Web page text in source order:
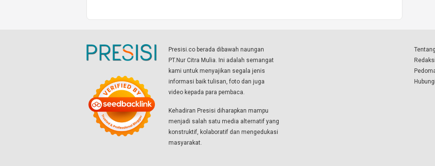
Presisi.co berada dibawah naungan
PT.Nur Citra Mulia. Ini adalah semangat
kami untuk menyajikan segala jenis
informasi baik tulisan, foto dan juga
video kepada para pembaca.
Kehadiran Presisi diharapkan mampu
menjadi salah satu media alternatif yang
konstruktif, kolaboratif dan mengedukasi
masyarakat.
Redaksi